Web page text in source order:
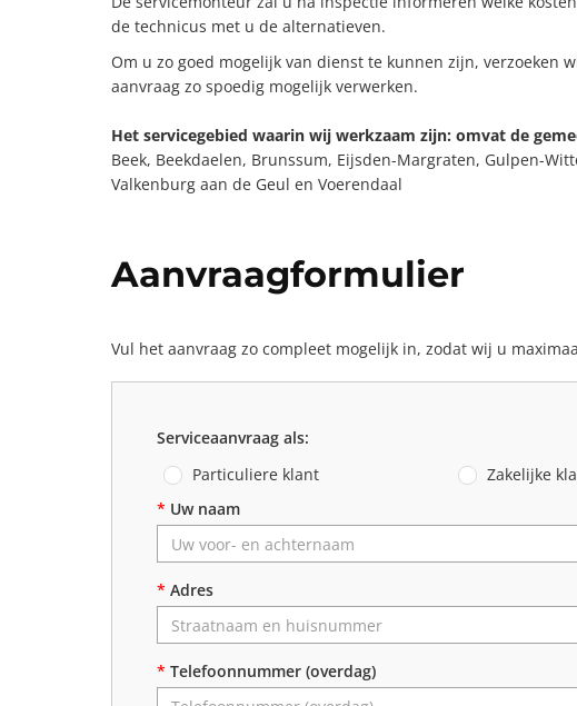
de technicus met u de alternatieven.
Om u zo goed mogelijk van dienst te kunnen zijn,
aanvraag zo spoedig mogelijk verwerken.
Het servicegebied waarin wij werkzaam zijn: omvat de
Beek, Beekdaelen, Brunssum, Eijsden-Margraten, Gulpen-
Valkenburg aan de Geul en Voerendaal
Aanvraagformulier
Vul het aanvraag zo compleet mogelijk in, zodat wij u
Serviceaanvraag als:
Particuliere klant
Zakelijke
* Uw naam
* Adres
* Telefoonnummer (overdag)